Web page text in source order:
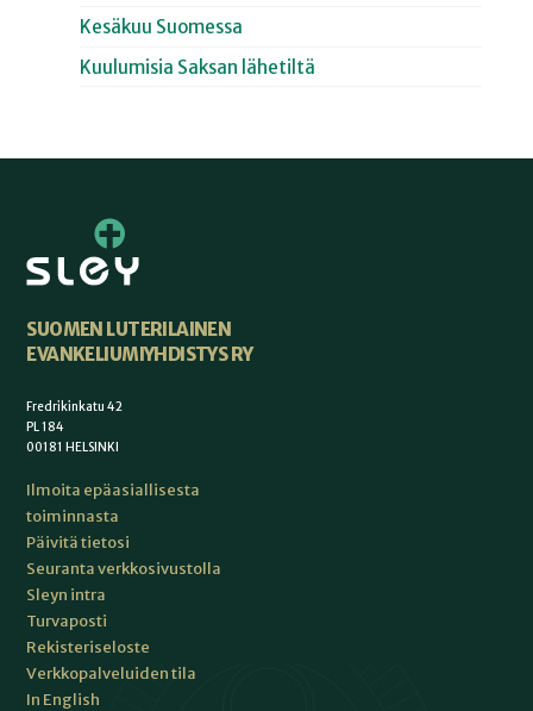
Kesäkuu Suomessa
Kuulumisia Saksan lähetiltä
SUOMEN LUTERILAINEN
EVANKELIUMIYHDISTYS RY
Fredrikinkatu 42
PL 184
00181 HELSINKI
Ilmoita epäasiallisesta
toiminnasta
Päivitä tietosi
Seuranta verkkosivustolla
Sleyn intra
Turvaposti
Rekisteriseloste
Verkkopalveluiden tila
In English